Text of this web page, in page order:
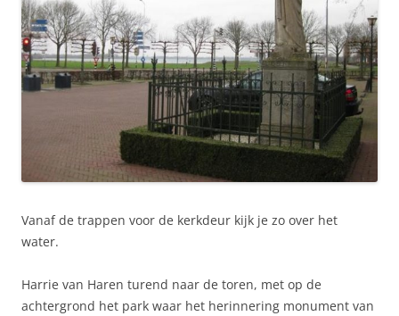
Vanaf de trappen voor de kerkdeur kijk je zo over het
water.
Harrie van Haren turend naar de toren, met op de
achtergrond het park waar het herinnering monument van